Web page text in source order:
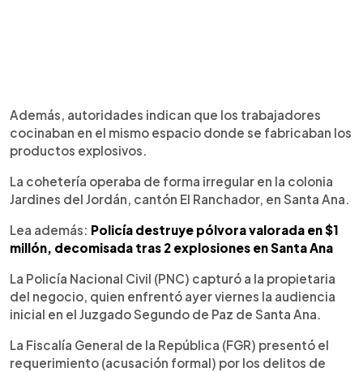
Además, autoridades indican que los trabajadores
cocinaban en el mismo espacio donde se fabricaban los
productos explosivos.
La cohetería operaba de forma irregular en la colonia
Jardines del Jordán, cantón El Ranchador, en Santa Ana.
Lea además: Policía destruye pólvora valorada en $1
millón, decomisada tras 2 explosiones en Santa Ana
La Policía Nacional Civil (PNC) capturó a la propietaria
del negocio, quien enfrentó ayer viernes la audiencia
inicial en el Juzgado Segundo de Paz de Santa Ana.
La Fiscalía General de la República (FGR) presentó el
requerimiento (acusación formal) por los delitos de